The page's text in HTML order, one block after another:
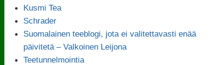
Kusmi Tea
Schrader
Suomalainen teeblogi, jota ei valitettavasti enää
päivitetä – Valkoinen Leijona
Teetunnelmointia